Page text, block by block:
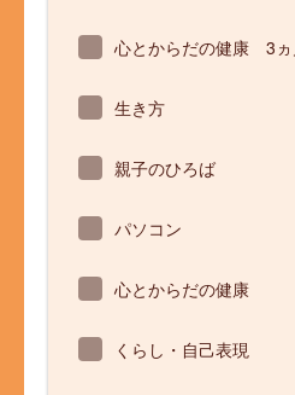
心とからだの健康 3ヵ
生き方
親子のひろば
パソコン
心とからだの健康
くらし・自己表現